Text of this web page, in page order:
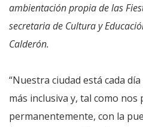
ambientación propia de las
secretaria de Cultura y
Calderón.
“Nuestra ciudad está cada
más inclusiva y, tal como
permanentemente, con la